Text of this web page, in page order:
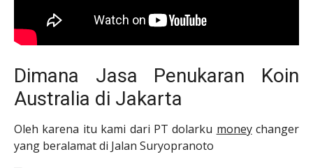
Dimana Jasa Penukaran Koin
Australia di Jakarta
Oleh karena itu kami dari PT dolarku moneychanger
yang beralamat di Jalan Suryopranoto